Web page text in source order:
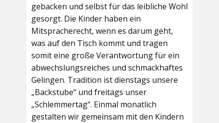
gebacken und selbst für das leibliche Wohl
gesorgt. Die Kinder haben ein
Mitspracherecht, wenn es darum geht,
was auf den Tisch kommt und tragen
somit eine große Verantwortung für ein
abwechslungsreiches und schmackhaftes
Gelingen. Tradition ist dienstags unsere
„Backstube“ und freitags unser
„Schlemmertag“. Einmal monatlich
gestalten wir gemeinsam mit den Kindern